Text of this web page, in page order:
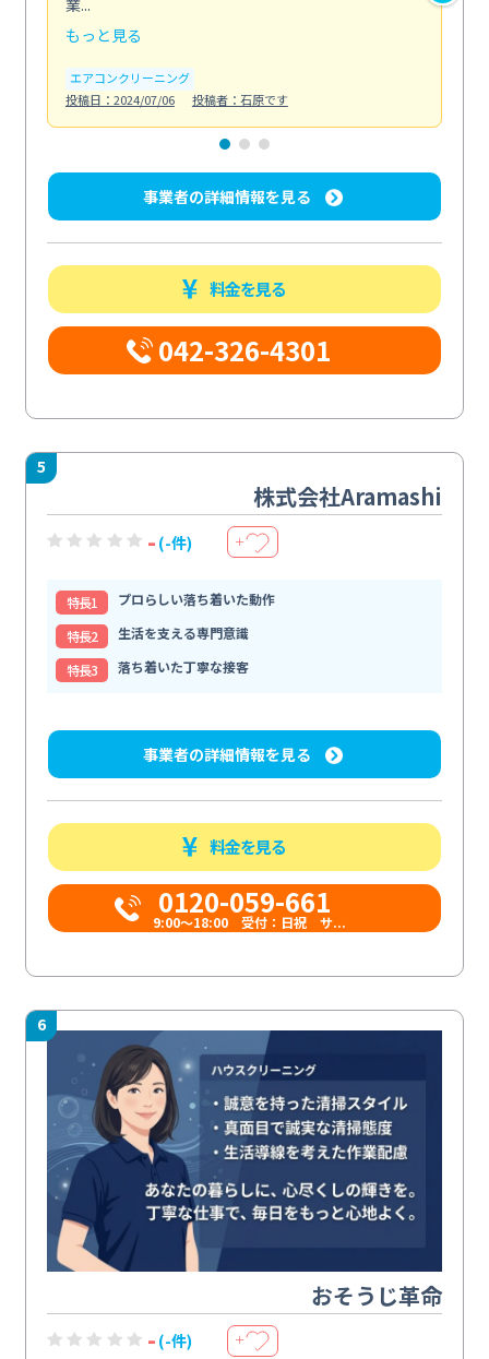
業...
もっと見る
エアコンクリーニング
投稿日：2024/07/06
投稿者：石原です
事業者の詳細情報を見る
料金を見る
042-326-4301
5
株式会社Aramashi
- (-件) ＋
特⻑1
プロらしい落ち着いた動作
特⻑2
生活を支える専門意識
特⻑3
落ち着いた丁寧な接客
事業者の詳細情報を見る
料金を見る
0120-059-661
9:00〜18:00 受付：日祝 サ...
6
おそうじ革命
- (-件) ＋